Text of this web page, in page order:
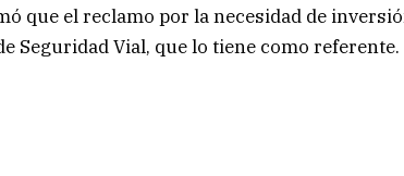
que el reclamo por la necesidad de
Seguridad Vial, que lo tiene como referente.